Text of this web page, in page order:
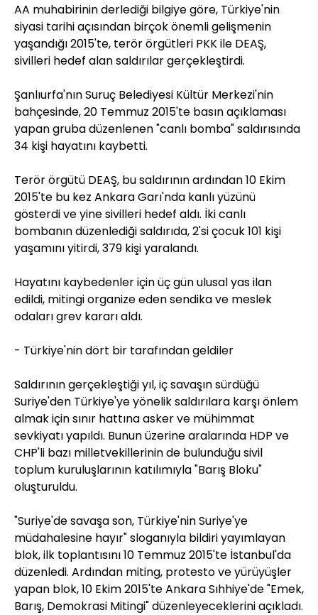
AA muhabirinin derlediği bilgiye göre, Türkiye'nin
siyasi tarihi açısından birçok önemli gelişmenin
yaşandığı 2015'te, terör örgütleri PKK ile DEAŞ,
sivilleri hedef alan saldırılar gerçekleştirdi.
Şanlıurfa'nın Suruç Belediyesi Kültür Merkezi'nin
bahçesinde, 20 Temmuz 2015'te basın açıklaması
yapan gruba düzenlenen "canlı bomba" saldırısında
34 kişi hayatını kaybetti.
Terör örgütü DEAŞ, bu saldırının ardından 10 Ekim
2015'te bu kez Ankara Garı'nda kanlı yüzünü
gösterdi ve yine sivilleri hedef aldı. İki canlı
bombanın düzenlediği saldırıda, 2'si çocuk 101 kişi
yaşamını yitirdi, 379 kişi yaralandı.
Hayatını kaybedenler için üç gün ulusal yas ilan
edildi, mitingi organize eden sendika ve meslek
odaları grev kararı aldı.
- Türkiye'nin dört bir tarafından geldiler
Saldırının gerçekleştiği yıl, iç savaşın sürdüğü
Suriye'den Türkiye'ye yönelik saldırılara karşı önlem
almak için sınır hattına asker ve mühimmat
sevkiyatı yapıldı. Bunun üzerine aralarında HDP ve
CHP'li bazı milletvekillerinin de bulunduğu sivil
toplum kuruluşlarının katılımıyla "Barış Bloku"
oluşturuldu.
"Suriye'de savaşa son, Türkiye'nin Suriye'ye
müdahalesine hayır" sloganıyla bildiri yayımlayan
blok, ilk toplantısını 10 Temmuz 2015'te İstanbul'da
düzenledi. Ardından miting, protesto ve yürüyüşler
yapan blok, 10 Ekim 2015'te Ankara Sıhhiye'de "Emek,
Barış, Demokrasi Mitingi" düzenleyeceklerini açıkladı.